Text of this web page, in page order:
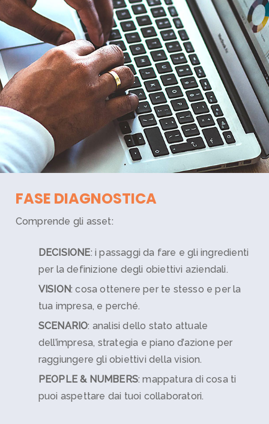
FASE DIAGNOSTICA
Comprende gli asset:
DECISIONE: i passaggi da fare e gli ingredienti
per la definizione degli obiettivi aziendali.
VISION: cosa ottenere per te stesso e per la
tua impresa, e perché.
SCENARIO: analisi dello stato attuale
dell’impresa, strategia e piano d’azione per
raggiungere gli obiettivi della vision.
​PEOPLE & NUMBERS: mappatura di cosa ti
puoi aspettare dai tuoi collaboratori.